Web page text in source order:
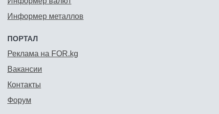
Информер металлов
ПОРТАЛ
Реклама на FOR.kg
Вакансии
Контакты
Форум